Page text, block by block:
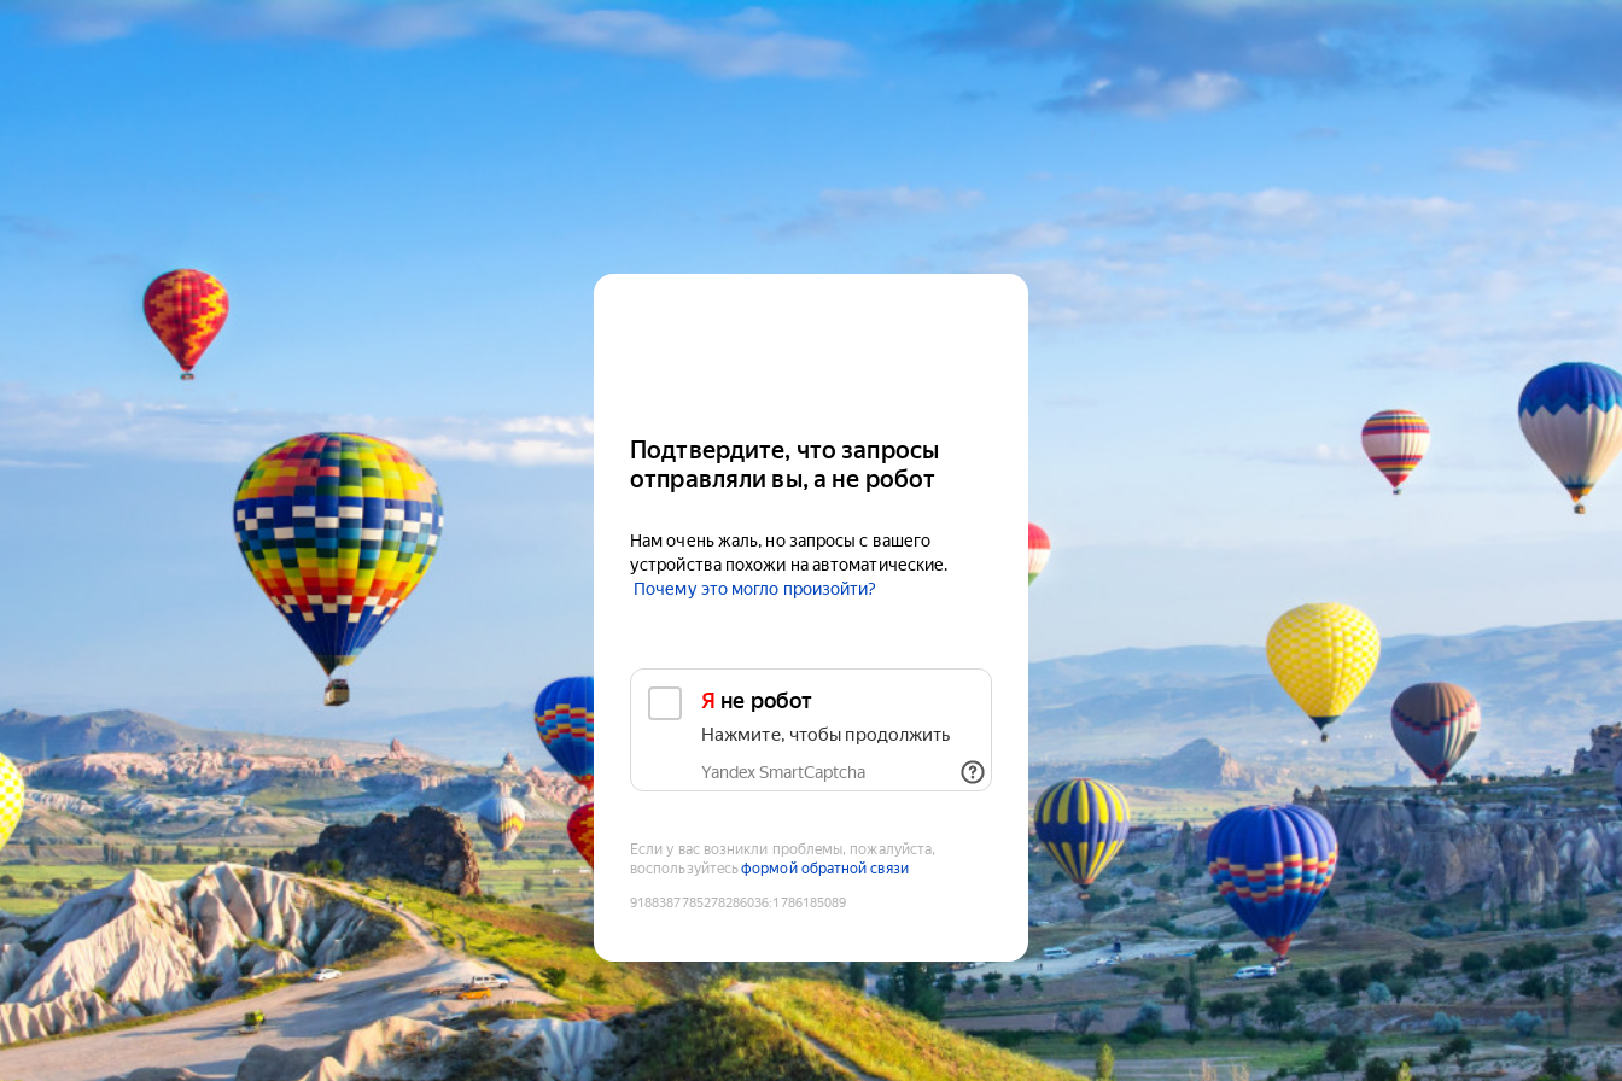
Подтвердите, что запросы
отправляли вы, а не робот
Нам очень жаль, но запросы с вашего
устройства похожи на автоматические.
Почему это могло произойти?
Я не робот
Нажмите, чтобы продолжить
Yandex SmartCaptcha
Если у вас возникли проблемы, пожалуйста,
воспользуйтесьформой обратной связи
9188387785278286036:1786185089